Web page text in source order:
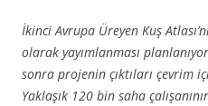
İkinci Avrupa Üreyen Kuş
olarak yayımlanması
sonra projenin çıktıları çevrim
Yaklaşık 120 bin saha